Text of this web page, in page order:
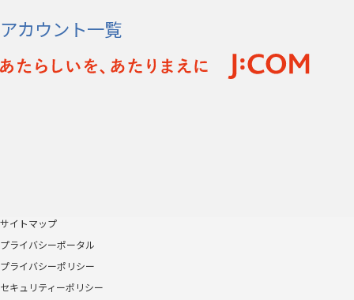
アカウント一覧
サイトマップ
プライバシーポータル
プライバシーポリシー
セキュリティーポリシー